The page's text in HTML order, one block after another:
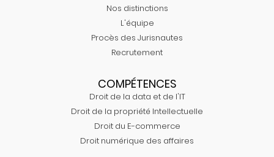
Nos distinctions
L'équipe
Procès des Jurisnautes
Recrutement
COMPÉTENCES
Droit de la data et de l'IT
Droit de la propriété Intellectuelle
Droit du E-commerce
Droit numérique des affaires